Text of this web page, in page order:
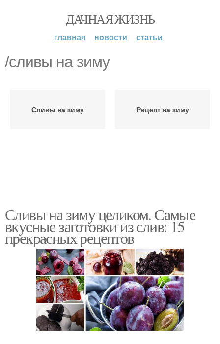
ДАЧНАЯ ЖИЗНЬ
главная новости статьи
/сливы на зиму
Сливы на зиму Рецепт на зиму
Сливы на зиму целиком. Самые
вкусные заготовки из слив: 15
прекрасных рецептов